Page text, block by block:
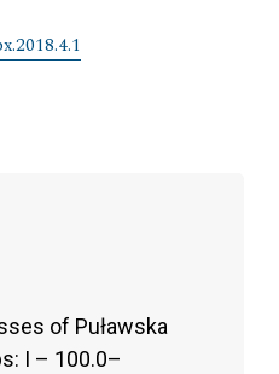
of Puławska
I – 100.0–